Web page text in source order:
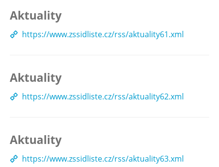
Aktuality
https://www.zssidliste.cz/rss/aktuality61.xml
Aktuality
https://www.zssidliste.cz/rss/aktuality62.xml
Aktuality
https://www.zssidliste.cz/rss/aktuality63.xml